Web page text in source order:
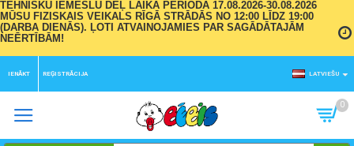
TEHNISKU IEMESLU DĒĻ LAIKA PERIODĀ 17.08.2026-30.08.2026
MŪSU FIZISKAIS VEIKALS RĪGĀ STRĀDĀS NO 12:00 LĪDZ 19:00
(DARBA DIENĀS). ĻOTI ATVAINOJAMIES PAR SAGĀDĀTAJĀM
NEĒRTĪBĀM!
IENĀKT REĢISTRĀCIJA LATVIEŠU
0